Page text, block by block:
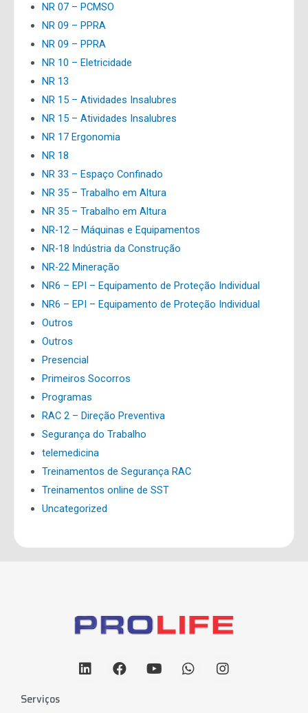
NR 07 – PCMSO
NR 09 – PPRA
NR 09 – PPRA
NR 10 – Eletricidade
NR 13
NR 15 – Atividades Insalubres
NR 15 – Atividades Insalubres
NR 17 Ergonomia
NR 18
NR 33 – Espaço Confinado
NR 35 – Trabalho em Altura
NR 35 – Trabalho em Altura
NR-12 – Máquinas e Equipamentos
NR-18 Indústria da Construção
NR-22 Mineração
NR6 – EPI – Equipamento de Proteção Individual
NR6 – EPI – Equipamento de Proteção Individual
Outros
Outros
Presencial
Primeiros Socorros
Programas
RAC 2 – Direção Preventiva
Segurança do Trabalho
telemedicina
Treinamentos de Segurança RAC
Treinamentos online de SST
Uncategorized
Serviços